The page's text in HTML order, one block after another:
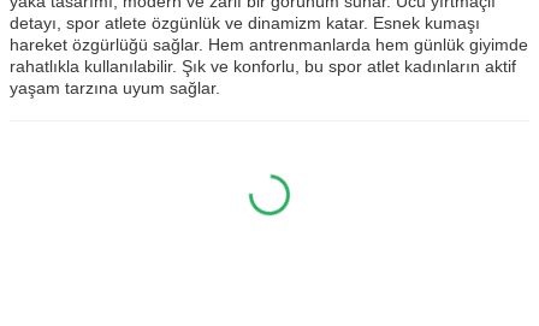
detayı, spor atlete özgünlük ve dinamizm katar. Esnek kumaşı
hareket özgürlüğü sağlar. Hem antrenmanlarda hem günlük giyimde
rahatlıkla kullanılabilir. Şık ve konforlu, bu spor atlet kadınların aktif
yaşam tarzına uyum sağlar.